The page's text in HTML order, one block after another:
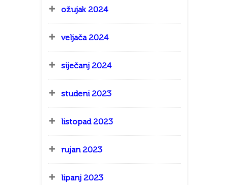
ožujak 2024
veljača 2024
siječanj 2024
studeni 2023
listopad 2023
rujan 2023
lipanj 2023